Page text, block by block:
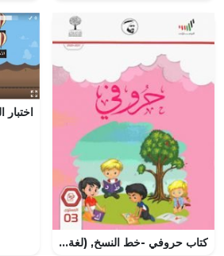
كتاب حروفي -خط النسخ, (لغة عربية) الثالث